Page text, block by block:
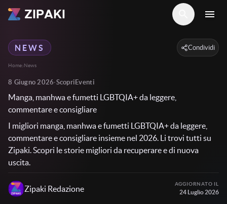
ZIPAKI menu
NEWS
Home›News
Condividi
8 Giugno 2026·Scopri Eventi
Manga, manhwa e fumetti LGBTQIA+ da leggere,
commentare e consigliare
I migliori manga, manhwa e fumetti LGBTQIA+ da leggere,
commentare e consigliare insieme nel 2026. Li trovi tutti su
Zipaki. Scopri le storie migliori da recuperare e di nuova
uscita.
Zipaki Redazione AGGIORNATO IL
24 Luglio 2026